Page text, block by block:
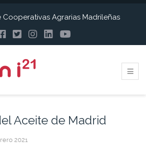
Agrarias Madrileñas
Aceite de Madrid
2021